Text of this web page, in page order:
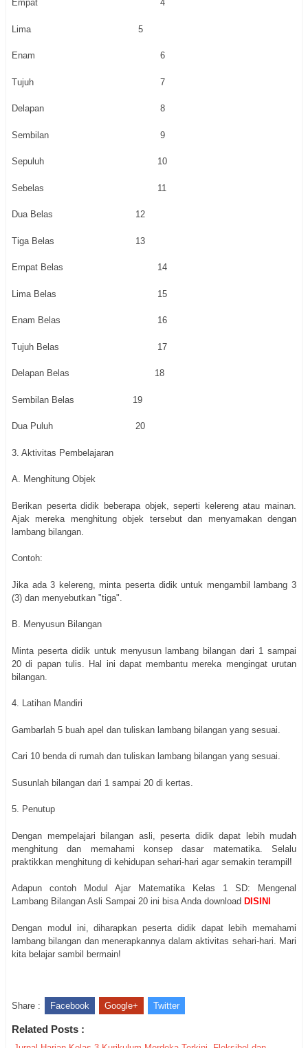
Empat 4
Lima 5
Enam 6
Tujuh 7
Delapan 8
Sembilan 9
Sepuluh 10
Sebelas 11
Dua Belas 12
Tiga Belas 13
Empat Belas 14
Lima Belas 15
Enam Belas 16
Tujuh Belas 17
Delapan Belas 18
Sembilan Belas 19
Dua Puluh 20
3. Aktivitas Pembelajaran
A. Menghitung Objek
Berikan peserta didik beberapa objek, seperti kelereng atau mainan.
Ajak mereka menghitung objek tersebut dan menyamakan dengan
lambang bilangan.
Contoh:
Jika ada 3 kelereng, minta peserta didik untuk mengambil lambang 3
(3) dan menyebutkan "tiga".
B. Menyusun Bilangan
Minta peserta didik untuk menyusun lambang bilangan dari 1 sampai
20 di papan tulis. Hal ini dapat membantu mereka mengingat urutan
bilangan.
4. Latihan Mandiri
Gambarlah 5 buah apel dan tuliskan lambang bilangan yang sesuai.
Cari 10 benda di rumah dan tuliskan lambang bilangan yang sesuai.
Susunlah bilangan dari 1 sampai 20 di kertas.
5. Penutup
Dengan mempelajari bilangan asli, peserta didik dapat lebih mudah
menghitung dan memahami konsep dasar matematika. Selalu
praktikkan menghitung di kehidupan sehari-hari agar semakin terampil!
Adapun contoh Modul Ajar Matematika Kelas 1 SD: Mengenal
Lambang Bilangan Asli Sampai 20 ini bisa Anda download DISINI
Dengan modul ini, diharapkan peserta didik dapat lebih memahami
lambang bilangan dan menerapkannya dalam aktivitas sehari-hari. Mari
kita belajar sambil bermain!
Share : Facebook Google+ Twitter
Related Posts :